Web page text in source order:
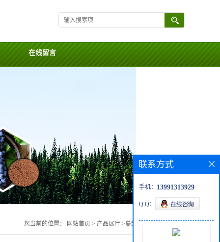
在线留言
您当前的位置： 网站首页 > 产品展厅 >蔓越莓花青素供应
联系方式
手机： 13991313929
Q Q：